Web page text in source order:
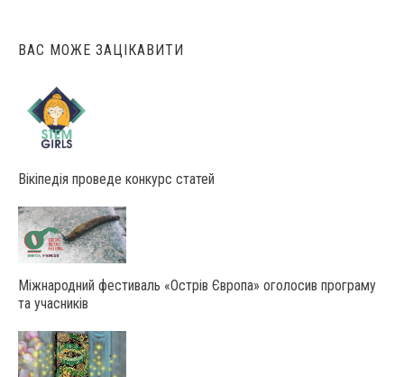
ВАС МОЖЕ ЗАЦІКАВИТИ
Вікіпедія проведе конкурс статей
Міжнародний фестиваль «Острів Європа» оголосив програму
та учасників